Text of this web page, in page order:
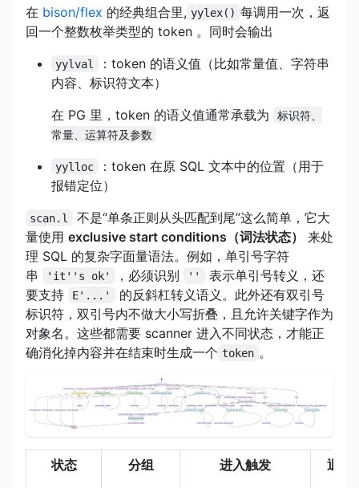
在 bison/flex 的经典组合里, yylex() 每调用一次，返
回一个整数枚举类型的 token 。同时会输出
yylval
：token 的语义值（比如常量值、字符串
内容、标识符文本）
在 PG 里，token 的语义值通常承载为
标识符、
常量、运算符及参数
yylloc
：token 在原 SQL 文本中的位置（用于
报错定位）
scan.l
不是“单条正则从头匹配到尾”这么简单，它大
量使用 exclusive start conditions（词法状态）
来处
理 SQL 的复杂字面量语法。例如，单引号字符
串
'it''s ok' ，必须识别 ''
表示单引号转义，还
要支持
E'...'
的反斜杠转义语义。此外还有双引号
标识符，双引号内不做大小写折叠，且允许关键字作为
对象名。这些都需要 scanner 进入不同状态，才能正
确消化掉内容并在结束时生成一个 token 。
状态 分组 进入触发 退出